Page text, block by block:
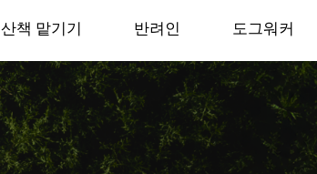
산책 맡기기 반려인 도그워커